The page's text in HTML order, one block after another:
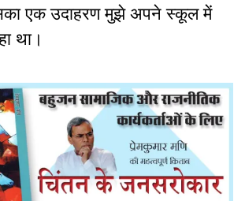
एक उदाहरण मुझे अपने स्कूल में
था।